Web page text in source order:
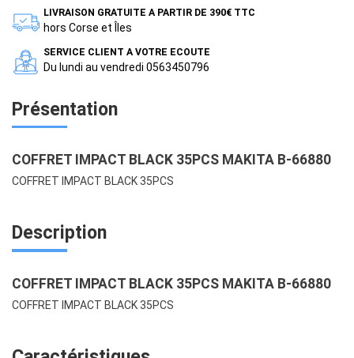
LIVRAISON GRATUITE A PARTIR DE 390€ TTC
hors Corse et Îles
SERVICE CLIENT A VOTRE ECOUTE
Du lundi au vendredi 0563450796
Présentation
COFFRET IMPACT BLACK 35PCS MAKITA B-66880
COFFRET IMPACT BLACK 35PCS
Description
COFFRET IMPACT BLACK 35PCS MAKITA B-66880
COFFRET IMPACT BLACK 35PCS